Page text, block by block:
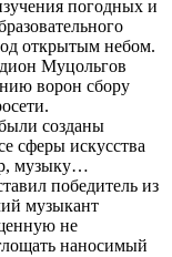
погодных и
открытым небом.
Муцольгов
ворон сбору
созданы
сферы искусства
музыку…
победитель из
музыкант
не
наносимый